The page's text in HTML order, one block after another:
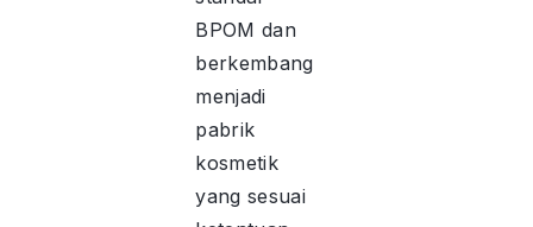
BPOM dan
berkembang
menjadi
pabrik
kosmetik
yang sesuai